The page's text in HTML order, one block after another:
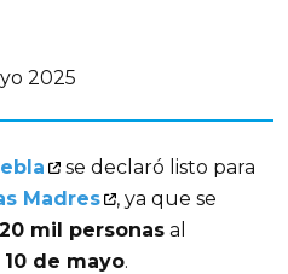
2025
se declaró listo para
Madres
, ya que se
20 mil personas
10 de mayo.